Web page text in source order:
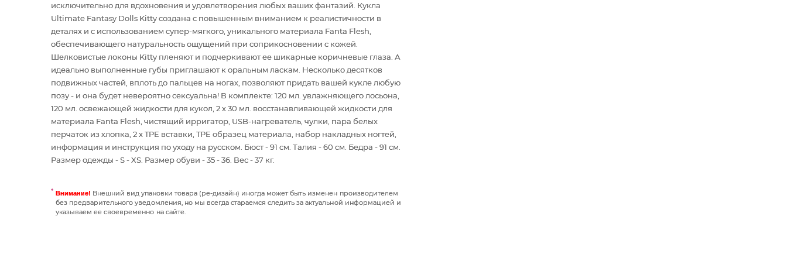
исключительно для вдохновения и удовлетворения любых ваших фантазий. Кукла
Ultimate Fantasy Dolls Kitty создана с повышенным вниманием к реалистичности в
деталях и с использованием супер-мягкого, уникального материала Fanta Flesh,
обеспечивающего натуральность ощущений при соприкосновении с кожей.
Шелковистые локоны Kitty пленяют и подчеркивают ее шикарные коричневые глаза. А
идеально выполненные губы приглашают к оральным ласкам. Несколько десятков
подвижных частей, вплоть до пальцев на ногах, позволяют придать вашей кукле любую
позу - и она будет невероятно сексуальна! В комплекте: 120 мл. увлажняющего лосьона,
120 мл. освежающей жидкости для кукол, 2 х 30 мл. восстанавливающей жидкости для
материала Fanta Flesh, чистящий ирригатор, USB-нагреватель, чулки, пара белых
перчаток из хлопка, 2 х TPE вставки, TPE образец материала, набор накладных ногтей,
информация и инструкция по уходу на русском. Бюст - 91 см. Талия - 60 см. Бедра - 91 см.
Размер одежды - S - XS. Размер обуви - 35 - 36. Вес - 37 кг.
Внимание! Внешний вид упаковки товара (ре-дизайн) иногда может быть изменен производителем
без предварительного уведомления, но мы всегда стараемся следить за актуальной информацией и
указываем ее своевременно на сайте.